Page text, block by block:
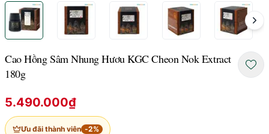
Cao Hồng Sâm Nhung Hươu KGC Cheon Nok Extract
180g
5.490.000₫
Ưu đãi thành viên -2%